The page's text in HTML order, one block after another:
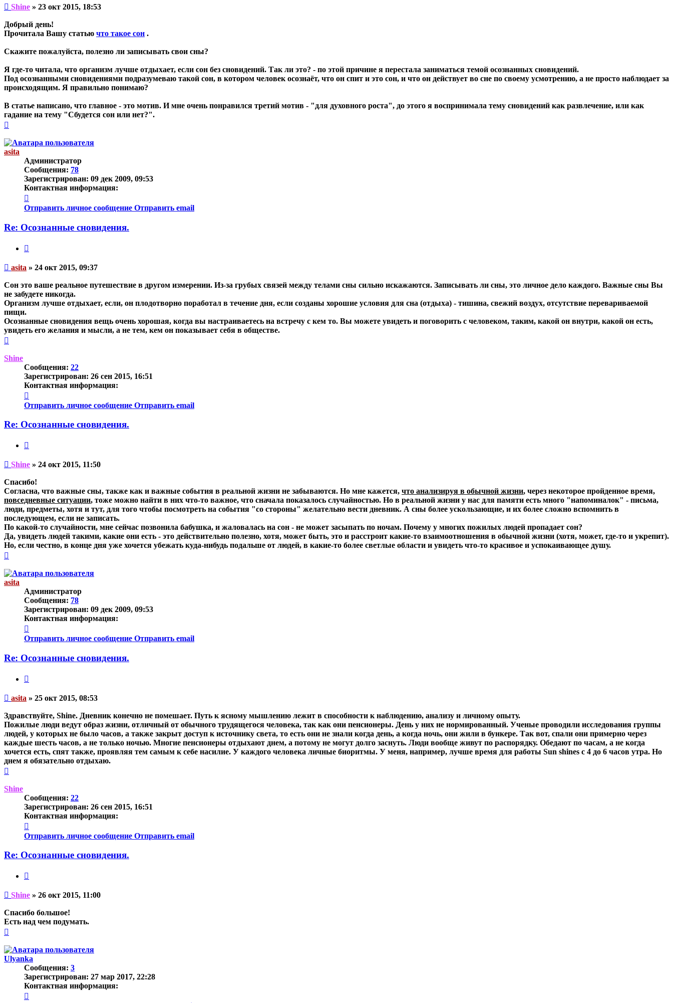
Непрочитанное
Shine » 23 окт 2015, 18:53
Добрый день!
Прочитала Вашу статью что такое сон .
Скажите пожалуйста, полезно ли записывать свои сны?
Я где-то читала, что организм лучше отдыхает, если сон без сновидений. Так ли это? - по этой причине я перестала заниматься темой осознанных сновидений.
Под осознанными сновидениями подразумеваю такой сон, в котором человек осознаёт, что он спит и это сон, и что он действует во сне по своему усмотрению, а не просто наблюдает за
происходящим. Я правильно понимаю?
В статье написано, что главное - это мотив. И мне очень понравился третий мотив - "для духовного роста", до этого я воспринимала тему сновидений как развлечение, или как
гадание на тему "Сбудется сон или нет?".
началу
asita
Администратор
Сообщения: 78
Зарегистрирован: 09 дек 2009, 09:53
Контактная информация:
информация
пользователя
Отправить личное сообщение Отправить email
Re: Осознанные сновидения.
Непрочитанное
asita » 24 окт 2015, 09:37
Сон это ваше реальное путешествие в другом измерении. Из-за грубых связей между телами сны сильно искажаются. Записывать ли сны, это личное дело каждого. Важные сны Вы
не забудете никогда.
Организм лучше отдыхает, если, он плодотворно поработал в течение дня, если созданы хорошие условия для сна (отдыха) - тишина, свежий воздух, отсутствие перевариваемой
пищи.
Осознанные сновидения вещь очень хорошая, когда вы настраиваетесь на встречу с кем то. Вы можете увидеть и поговорить с человеком, таким, какой он внутри, какой он есть,
увидеть его желания и мысли, а не тем, кем он показывает себя в обществе.
началу
Shine
Сообщения: 22
Зарегистрирован: 26 сен 2015, 16:51
Контактная информация:
информация
пользователя
Отправить личное сообщение Отправить email
Re: Осознанные сновидения.
Непрочитанное
Shine » 24 окт 2015, 11:50
Спасибо!
Согласна, что важные сны, также как и важные события в реальной жизни не забываются. Но мне кажется, что анализируя в обычной жизни, через некоторое пройденное время,
повседневные ситуации, тоже можно найти в них что-то важное, что сначала показалось случайностью. Но в реальной жизни у нас для памяти есть много "напоминалок" - письма,
люди, предметы, хотя и тут, для того чтобы посмотреть на события "со стороны" желательно вести дневник. А сны более ускользающие, и их более сложно вспомнить в
последующем, если не записать.
По какой-то случайности, мне сейчас позвонила бабушка, и жаловалась на сон - не может засыпать по ночам. Почему у многих пожилых людей пропадает сон?
Да, увидеть людей такими, какие они есть - это действительно полезно, хотя, может быть, это и расстроит какие-то взаимоотношения в обычной жизни (хотя, может, где-то и укрепит).
Но, если честно, в конце дня уже хочется убежать куда-нибудь подальше от людей, в какие-то более светлые области и увидеть что-то красивое и успокаивающее душу.
началу
asita
Администратор
Сообщения: 78
Зарегистрирован: 09 дек 2009, 09:53
Контактная информация:
информация
пользователя
Отправить личное сообщение Отправить email
Re: Осознанные сновидения.
Непрочитанное
asita » 25 окт 2015, 08:53
Здравствуйте, Shine. Дневник конечно не помешает. Путь к ясному мышлению лежит в способности к наблюдению, анализу и личному опыту.
Пожилые люди ведут образ жизни, отличный от обычного трудящегося человека, так как они пенсионеры. День у них не нормированный. Ученые проводили исследования группы
людей, у которых не было часов, а также закрыт доступ к источнику света, то есть они не знали когда день, а когда ночь, они жили в бункере. Так вот, спали они примерно через
каждые шесть часов, а не только ночью. Многие пенсионеры отдыхают днем, а потому не могут долго заснуть. Люди вообще живут по распорядку. Обедают по часам, а не когда
хочется есть, спят также, проявляя тем самым к себе насилие. У каждого человека личные биоритмы. У меня, например, лучше время для работы Sun shines с 4 до 6 часов утра. Но
днем я обязательно отдыхаю.
началу
Shine
Сообщения: 22
Зарегистрирован: 26 сен 2015, 16:51
Контактная информация:
информация
пользователя
Отправить личное сообщение Отправить email
Re: Осознанные сновидения.
Непрочитанное
Shine » 26 окт 2015, 11:00
Спасибо большое!
Есть над чем подумать.
началу
Ulyanka
Сообщения: 3
Зарегистрирован: 27 мар 2017, 22:28
Контактная информация: